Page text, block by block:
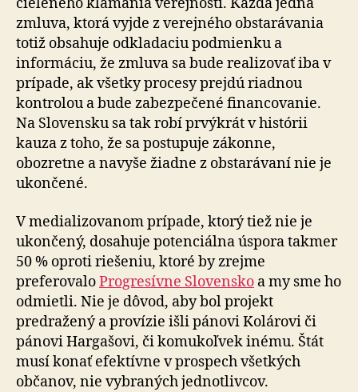
zmluva, ktorá vyjde z verejného obstarávania
totiž ob­sa­hu­je odkladaciu podmienku a
informáciu, že zmluva sa bude realizovať iba v
prípade, ak všetky procesy prejdú riadnou
kontrolou a bude zabezpečené financovanie.
Na Slovensku sa tak robí prvýkrát v histórii
kauza z toho, že sa postupuje zákonne,
obozretne a navyše žiadne z ob­sta­rá­va­ní nie je
ukončené.
V medializovanom prípade, ktorý tiež nie je
ukončený, dosahuje potenciálna úspora takmer
50 % oproti riešeniu, ktoré by zrejme
preferovaloProgresívne Slovensko a my sme ho
odmietli. Nie je dôvod, aby bol projekt
predražený a provízie išli pánovi Kolárovi či
pánovi Hargašovi, či ko­mu­koľ­vek inému. Štát
musí konať efektívne v prospech všetkých
občanov, nie vybraných jednotlivcov.